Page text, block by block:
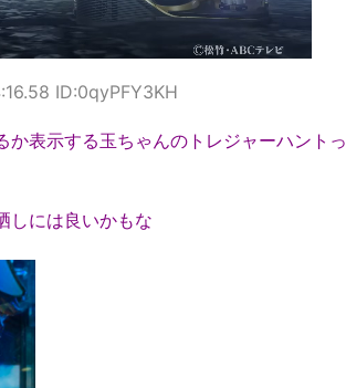
ID:0qyPFY3KH
表示する玉ちゃんのトレジャーハントっ
しには良いかもな